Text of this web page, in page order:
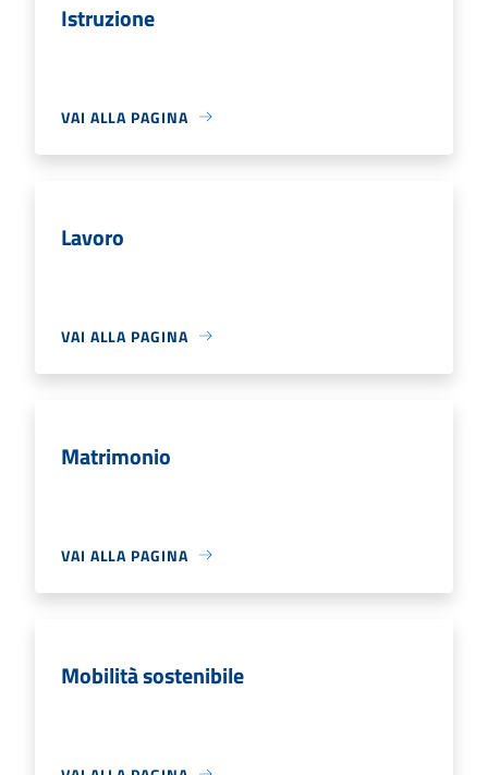
Istruzione
VAI ALLA PAGINA
Lavoro
VAI ALLA PAGINA
Matrimonio
VAI ALLA PAGINA
Mobilità sostenibile